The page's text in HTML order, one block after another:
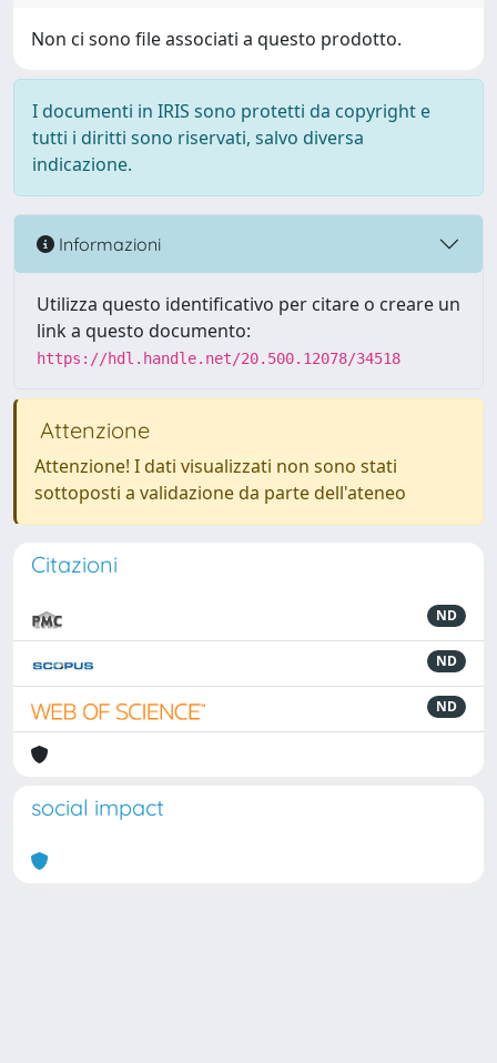
Non ci sono file associati a questo prodotto.
I documenti in IRIS sono protetti da copyright e
tutti i diritti sono riservati, salvo diversa
indicazione.
Informazioni
Utilizza questo identificativo per citare o creare un
link a questo documento:
https://hdl.handle.net/20.500.12078/34518
Attenzione
Attenzione! I dati visualizzati non sono stati
sottoposti a validazione da parte dell'ateneo
Citazioni
ND
ND
ND
social impact